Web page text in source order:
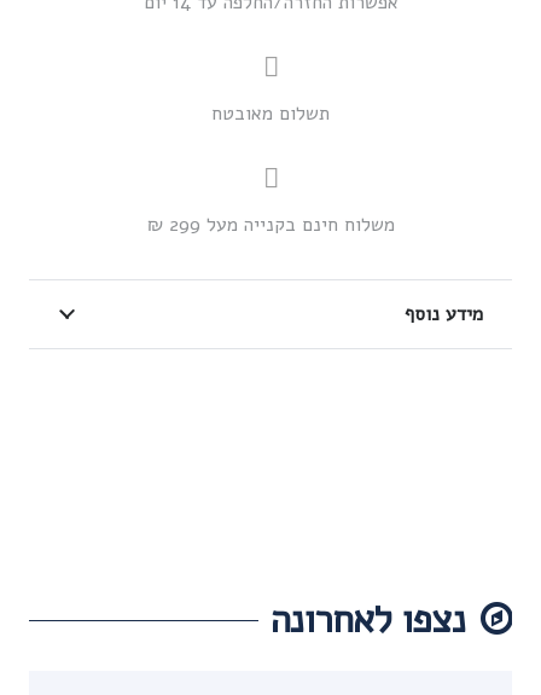
תשלום מאובטח
משלוח חינם בקנייה מעל 299 ₪
מידע נוסף
נצפו לאחרונה